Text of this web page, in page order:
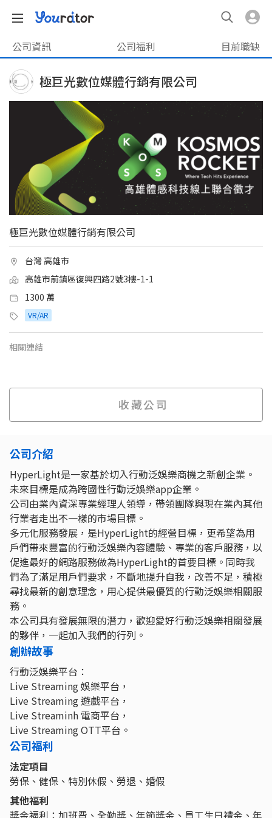
公司資訊 公司福利 目前職缺
極巨光數位媒體行銷有限公司
極巨光數位媒體行銷有限公司
台灣 高雄市
高雄市前鎮區復興四路2號3樓-1-1
1300 萬
VR/AR
相關連結
收藏公司
公司介紹
HyperLight是一家基於切入行動泛娛樂商機之新創企業。
未來目標是成為跨國性行動泛娛樂app企業。
公司由業內資深專業經理人領導，帶領團隊與現在業內其他
行業者走出不一樣的市場目標。
多元化服務發展，是HyperLight的經營目標，更希望為用
戶們帶來豐富的行動泛娛樂內容體驗、專業的客戶服務，以
促進最好的網路服務做為HyperLight的首要目標。同時我
們為了滿足用戶們要求，不斷地提升自我，改善不足，積極
尋找最新的創意理念，用心提供最優質的行動泛娛樂相關服
務。
本公司具有發展無限的潛力，歡迎愛好行動泛娛樂相關發展
的夥伴，一起加入我們的行列。
創辦故事
行動泛娛樂平台：
Live Streaming 娛樂平台，
Live Streaming 遊戲平台，
Live Streaminh 電商平台，
Live Streaming OTT平台。
公司福利
法定項目
勞保、健保、特別休假、勞退、婚假
其他福利
獎金福利：加班費、全勤獎、年節獎金、員工生日禮金、年